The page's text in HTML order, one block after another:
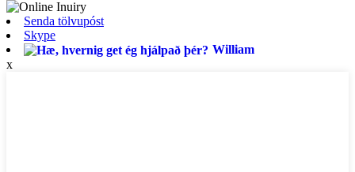
Senda tölvupóst
Skype
William
x